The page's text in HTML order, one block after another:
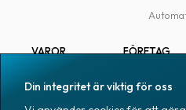
VAROR
Märkning
FÖRETAG
Pressrum
Din integritet är viktig för oss